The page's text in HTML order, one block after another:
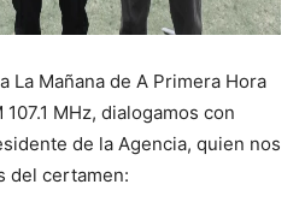
La Mañana de A Primera Hora
MHz, dialogamos con
de la Agencia, quien nos
del certamen: